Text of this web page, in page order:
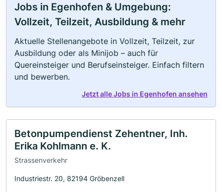
Jobs in Egenhofen & Umgebung:
Vollzeit, Teilzeit, Ausbildung & mehr
Aktuelle Stellenangebote in Vollzeit, Teilzeit, zur
Ausbildung oder als Minijob – auch für
Quereinsteiger und Berufseinsteiger. Einfach filtern
und bewerben.
Jetzt alle Jobs in Egenhofen ansehen
Betonpumpendienst Zehentner, Inh.
Erika Kohlmann e. K.
Strassenverkehr
Industriestr. 20, 82194 Gröbenzell